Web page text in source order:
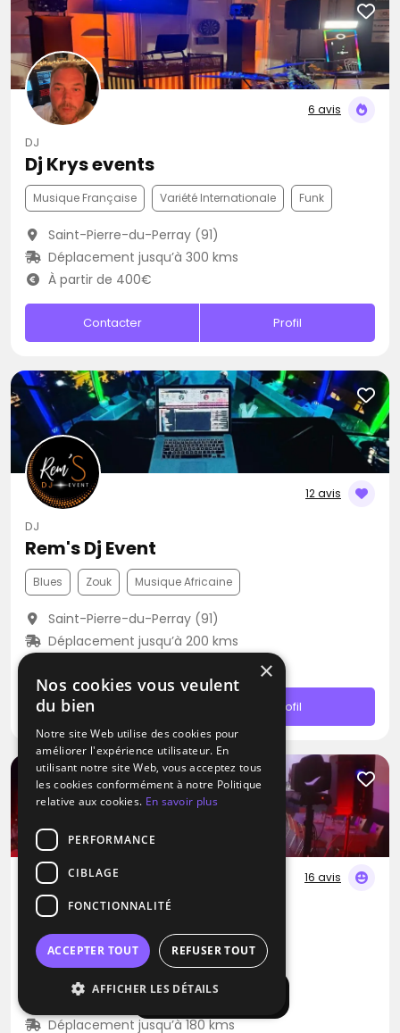
Afficher la carte
6 avis
DJ
Dj Krys events
Musique Française Variété Internationale Funk
Saint-Pierre-du-Perray (91)
Déplacement jusqu’à 300 kms
À partir de 400€
Contacter Profil
12 avis
DJ
Rem's Dj Event
Blues Zouk Musique Africaine
Saint-Pierre-du-Perray (91)
Déplacement jusqu’à 200 kms
Contacter Profil
16 avis
DJ
DJ Alex
Blues Musique Française Dance
Déplacement jusqu’à 180 kms
×
Nos cookies vous veulent
du bien
Notre site Web utilise des cookies pour
améliorer l'expérience utilisateur. En
utilisant notre site Web, vous acceptez tous
les cookies conformément à notre Politique
relative aux cookies. En savoir plus
PERFORMANCE
CIBLAGE
FONCTIONNALITÉ
ACCEPTER TOUT REFUSER TOUT
AFFICHER LES DÉTAILS